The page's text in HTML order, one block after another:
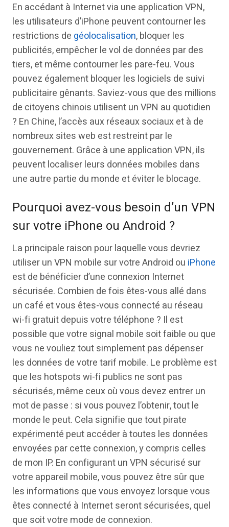
En accédant à Internet via une application VPN,
les utilisateurs d’iPhone peuvent contourner les
restrictions de géolocalisation, bloquer les
publicités, empêcher le vol de données par des
tiers, et même contourner les pare-feu. Vous
pouvez également bloquer les logiciels de suivi
publicitaire gênants. Saviez-vous que des millions
de citoyens chinois utilisent un VPN au quotidien
? En Chine, l’accès aux réseaux sociaux et à de
nombreux sites web est restreint par le
gouvernement. Grâce à une application VPN, ils
peuvent localiser leurs données mobiles dans
une autre partie du monde et éviter le blocage.
Pourquoi avez-vous besoin d’un VPN
sur votre iPhone ou Android ?
La principale raison pour laquelle vous devriez
utiliser un VPN mobile sur votre Android ou iPhone
est de bénéficier d’une connexion Internet
sécurisée. Combien de fois êtes-vous allé dans
un café et vous êtes-vous connecté au réseau
wi-fi gratuit depuis votre téléphone ? Il est
possible que votre signal mobile soit faible ou que
vous ne vouliez tout simplement pas dépenser
les données de votre tarif mobile. Le problème est
que les hotspots wi-fi publics ne sont pas
sécurisés, même ceux où vous devez entrer un
mot de passe : si vous pouvez l’obtenir, tout le
monde le peut. Cela signifie que tout pirate
expérimenté peut accéder à toutes les données
envoyées par cette connexion, y compris celles
de mon IP. En configurant un VPN sécurisé sur
votre appareil mobile, vous pouvez être sûr que
les informations que vous envoyez lorsque vous
êtes connecté à Internet seront sécurisées, quel
que soit votre mode de connexion.